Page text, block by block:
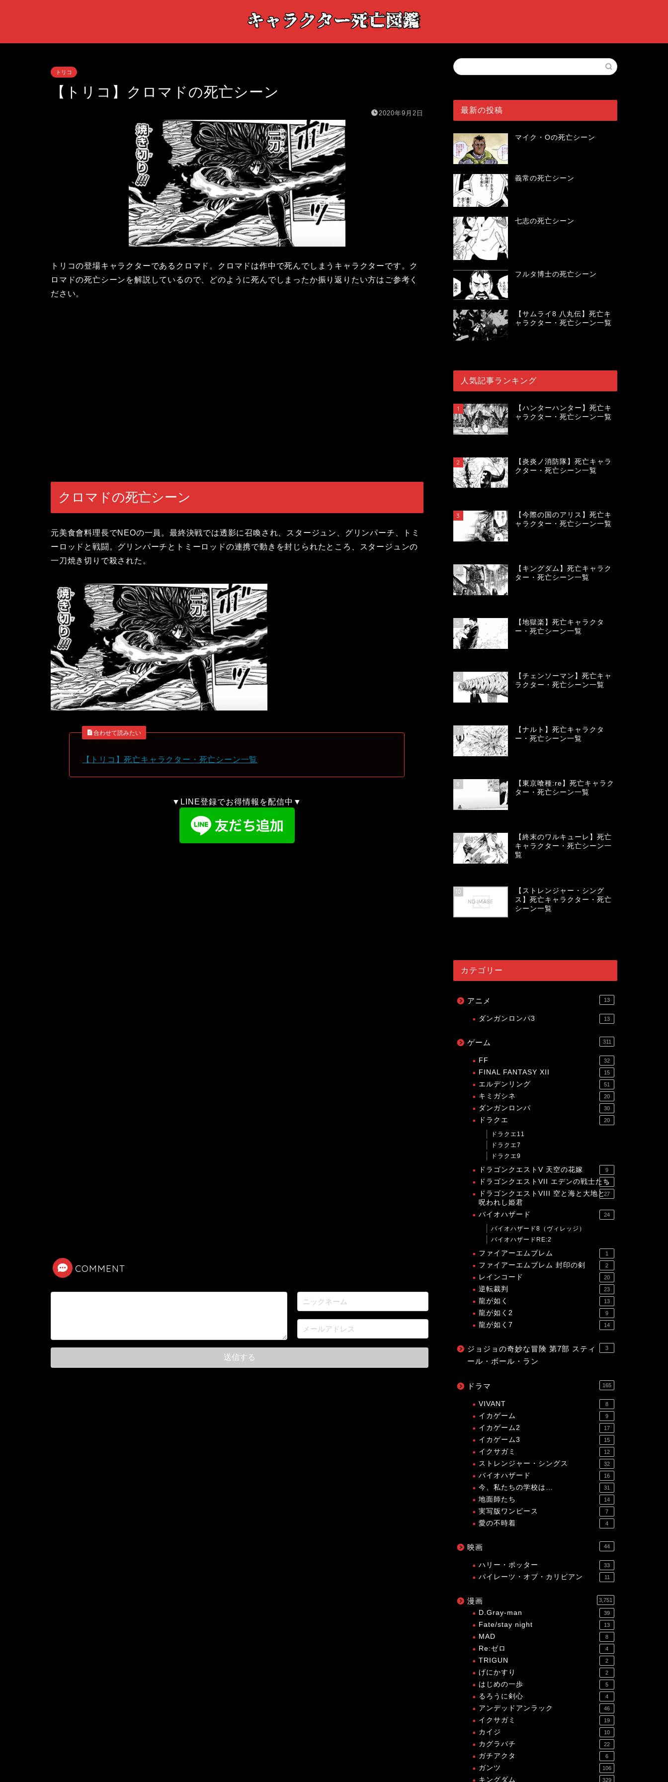
トリコ
【トリコ】クロマドの死亡シーン
2020年9月2日
トリコの登場キャラクターであるクロマド。クロマドは作中で死んでしまうキャラクターです。ク
ロマドの死亡シーンを解説しているので、どのように死んでしまったか振り返りたい方はご参考く
ださい。
クロマドの死亡シーン
元美食會料理長でNEOの一員。最終決戦では透影に召喚され、スタージュン、グリンパーチ、トミ
ーロッドと戦闘。グリンパーチとトミーロッドの連携で動きを封じられたところ、スタージュンの
一刀焼き切りで殺された。
合わせて読みたい
【トリコ】死亡キャラクター・死亡シーン一覧
▼LINE登録でお得情報を配信中▼
COMMENT
最新の投稿
マイク・Oの死亡シーン
義常の死亡シーン
七志の死亡シーン
フルタ博士の死亡シーン
【サムライ8 八丸伝】死亡キ
ャラクター・死亡シーン一覧
人気記事ランキング
1
【ハンターハンター】死亡キ
ャラクター・死亡シーン一覧
2
【炎炎ノ消防隊】死亡キャラ
クター・死亡シーン一覧
3
【今際の国のアリス】死亡キ
ャラクター・死亡シーン一覧
4
【キングダム】死亡キャラク
ター・死亡シーン一覧
5
【地獄楽】死亡キャラクタ
ー・死亡シーン一覧
6
【チェンソーマン】死亡キャ
ラクター・死亡シーン一覧
7
【ナルト】死亡キャラクタ
ー・死亡シーン一覧
8
【東京喰種:re】死亡キャラク
ター・死亡シーン一覧
9
【終末のワルキューレ】死亡
キャラクター・死亡シーン一
覧
10
【ストレンジャー・シング
ス】死亡キャラクター・死亡
シーン一覧
カテゴリー
アニメ 13
ダンガンロンパ3 13
ゲーム 311
FF 32
FINAL FANTASY XII 15
エルデンリング 51
キミガシネ 20
ダンガンロンパ 30
ドラクエ 20
ドラクエ11
ドラクエ7
ドラクエ9
ドラゴンクエストV 天空の花嫁 9
ドラゴンクエストVII エデンの戦士たち
1
ドラゴンクエストVIII 空と海と大地と
呪われし姫君
27
バイオハザード 24
バイオハザード8（ヴィレッジ）
バイオハザードRE:2
ファイアーエムブレム 1
ファイアーエムブレム 封印の剣 2
レインコード 20
逆転裁判 23
龍が如く 13
龍が如く2 9
龍が如く7 14
ジョジョの奇妙な冒険 第7部 スティ
ール・ボール・ラン
3
ドラマ 165
VIVANT 8
イカゲーム 9
イカゲーム2 17
イカゲーム3 15
イクサガミ 12
ストレンジャー・シングス 32
バイオハザード 16
今、私たちの学校は… 31
地面師たち 14
実写版ワンピース 7
愛の不時着 4
映画 44
ハリー・ポッター 33
パイレーツ・オブ・カリビアン 11
漫画 3,751
D.Gray-man 39
Fate/stay night 13
MAD 8
Re:ゼロ 4
TRIGUN 2
げにかすり 2
はじめの一歩 5
るろうに剣心 4
アンデッドアンラック 46
イクサガミ 19
カイジ 10
カグラバチ 22
ガチアクタ 6
ガンツ 106
キングダム 329